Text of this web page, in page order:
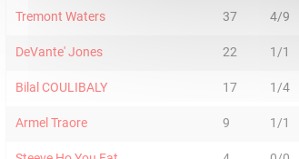
Tremont Waters 37 4/9
DeVante' Jones 22 1/1
Bilal COULIBALY 17 1/4
Armel Traore 9 1/1